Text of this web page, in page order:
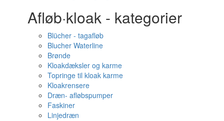
Afløb·kloak - kategorier
Blücher - tagafløb
Blucher Waterline
Brønde
Kloakdæksler og karme
Topringe til kloak karme
Kloakrensere
Dræn- afløbspumper
Faskiner
Linjedræn